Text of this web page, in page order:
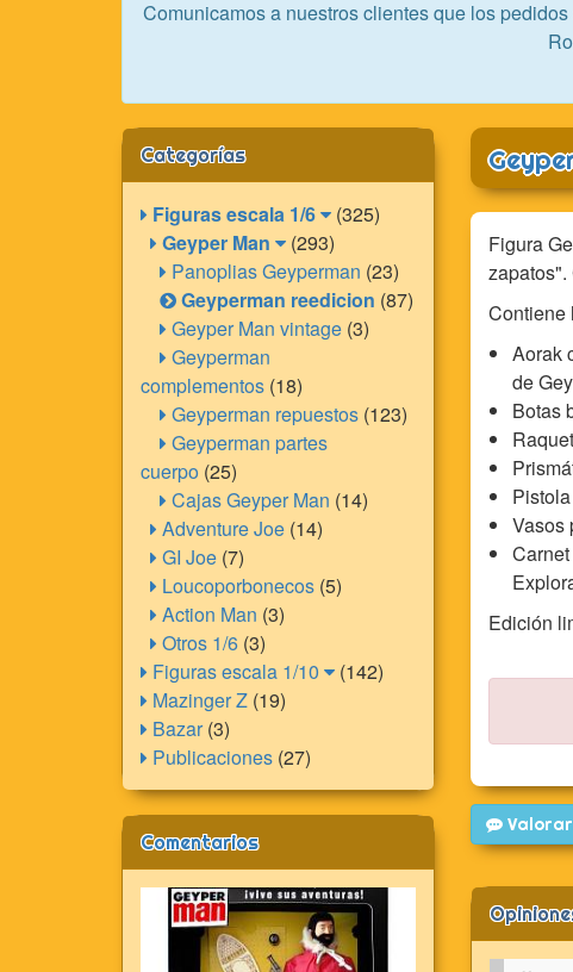
Comunicamos a nuestros clientes que los
Figura
Contiene
Aorak
de
Botas
Vasos
Edición
Categorías
Figuras escala 1/6
(325)
Geyper Man
(293)
Panoplias Geyperman (23)
Geyperman reedicion (87)
Geyper Man vintage (3)
Geyperman
complementos (18)
Geyperman repuestos (123)
Geyperman partes
cuerpo (25)
Cajas Geyper Man (14)
Adventure Joe (14)
GI Joe (7)
Loucoporbonecos (5)
Action Man (3)
Otros 1/6 (3)
Figuras escala 1/10
(142)
Mazinger Z (19)
Bazar(3)
Publicaciones (27)
Comentarios